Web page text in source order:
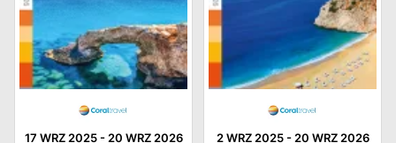
17 WRZ 2025- 20 WRZ 2026 2 WRZ 2025- 20 WRZ 2026